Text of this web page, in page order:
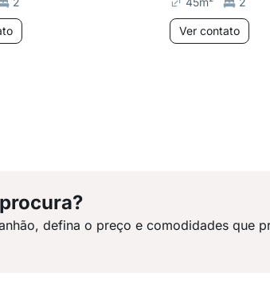
Ver contato
defina o preço e comodidades que